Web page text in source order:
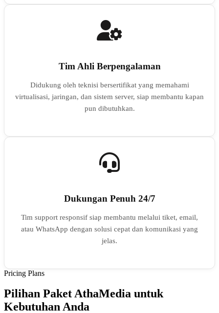
Tim Ahli Berpengalaman
Didukung oleh teknisi bersertifikat yang memahami
virtualisasi, jaringan, dan sistem server, siap membantu kapan
pun dibutuhkan.
Dukungan Penuh 24/7
Tim support responsif siap membantu melalui tiket, email,
atau WhatsApp dengan solusi cepat dan komunikasi yang
jelas.
Pricing Plans
Pilihan Paket AthaMedia untuk
Kebutuhan Anda